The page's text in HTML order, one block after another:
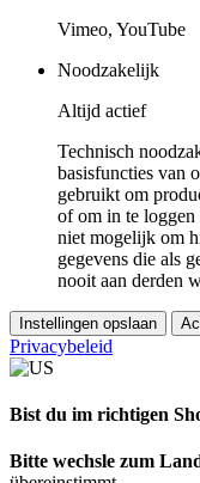
Vimeo, YouTube
Noodzakelijk
Altijd actief
Technisch
basisfuncties van
gebruikt om
of om in te
niet mogelijk om
gegevens die als
nooit aan derden
Instellingen opslaan
Privacybeleid
Bist du im richtigen
Bitte wechsle zum